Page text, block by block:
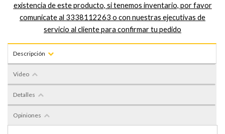
existencia de este producto, si tenemos inventario, por favor
comunicate al 3338112263 o con nuestras ejecutivas de
servicio al cliente para confirmar tu pedido
Descripción
Video
Detalles
Opiniones